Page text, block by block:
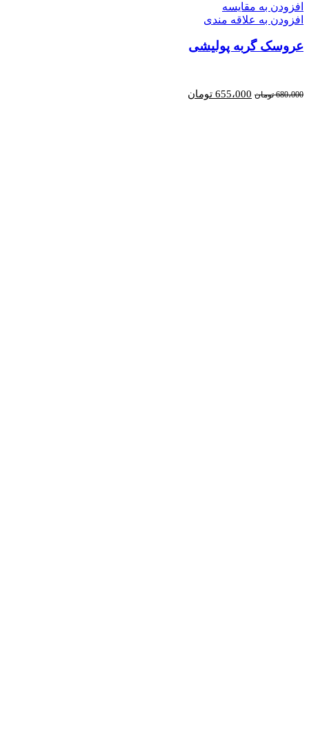
افزودن به مقایسه
افزودن به علاقه مندی
عروسک گربه پولیشی
680،000 تومان قیمت
655،000 تومان